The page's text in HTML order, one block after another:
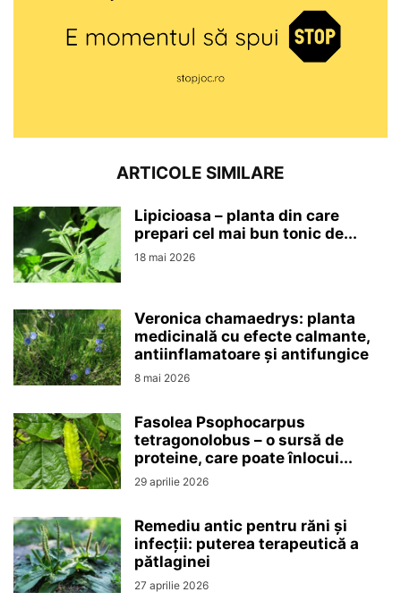
ARTICOLE SIMILARE
Lipicioasa – planta din care
prepari cel mai bun tonic de...
18 mai 2026
Veronica chamaedrys: planta
medicinală cu efecte calmante,
antiinflamatoare și antifungice
8 mai 2026
Fasolea Psophocarpus
tetragonolobus – o sursă de
proteine, care poate înlocui...
29 aprilie 2026
Remediu antic pentru răni și
infecții: puterea terapeutică a
pătlaginei
27 aprilie 2026